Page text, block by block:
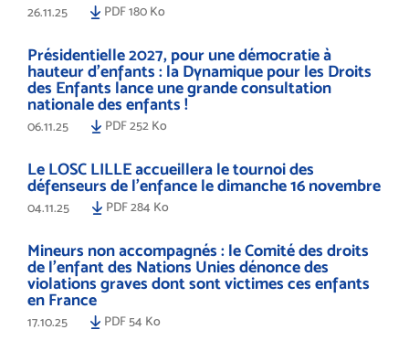
26.11.25 PDF 180 Ko
Présidentielle 2027, pour une démocratie à
hauteur d’enfants : la Dynamique pour les Droits
des Enfants lance une grande consultation
nationale des enfants !
06.11.25 PDF 252 Ko
Le LOSC LILLE accueillera le tournoi des
défenseurs de l'enfance le dimanche 16 novembre
04.11.25 PDF 284 Ko
Mineurs non accompagnés : le Comité des droits
de l’enfant des Nations Unies dénonce des
violations graves dont sont victimes ces enfants
en France
17.10.25 PDF 54 Ko